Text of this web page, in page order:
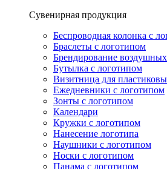
Сувенирная продукция
Беспроводная колонка с
Браслеты с логотипом
Брендирование
Бутылка с логотипом
Визитница для
Ежедневники с логотипом
Зонты с логотипом
Календари
Кружки с логотипом
Нанесение логотипа
Наушники с логотипом
Носки с логотипом
Панама с логотипом